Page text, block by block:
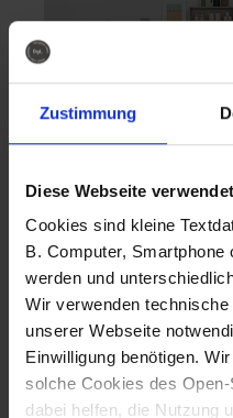
Zustimmung
Diese Webseite
Cookies sind kleine
B. Computer, Smartphone
werden und
Wir verwenden
unserer Webseite
Einwilligung benötigen.
solche Cookies des
dabei helfen, die Nutzung
Fotografo: Lorenz
Sternbach
Download